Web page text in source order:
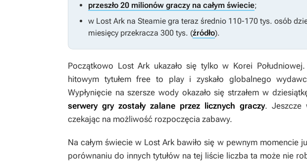
przeszło 20 milionów graczy na całym świecie;
w Lost Ark na Steamie gra teraz średnio 110-170 tys. osób
miesięcy przekracza 300 tys. (źródło).
Początkowo Lost Arkukazało się tylko w Korei
hitowym tytułem free to play i zyskało globalnego
Wypłynięcie na szersze wody okazało się strzałem w
serwery gry zostały zalane przez licznych graczy. Jeszcze
czekając na możliwość rozpoczęcia zabawy.
Na całym świecie w Lost Arkbawiło się w pewnym momencie
porównaniu do innych tytułów na tej liście liczba ta może nie